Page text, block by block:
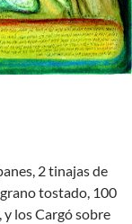
2 tinajas de
tostado, 100
y los Cargó sobre